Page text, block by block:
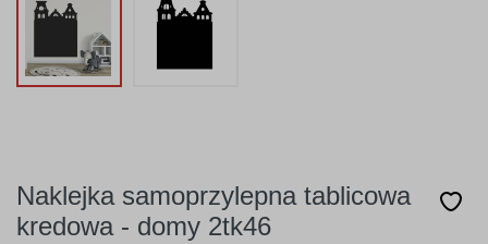
Naklejka samoprzylepna tablicowa
kredowa - domy 2tk46